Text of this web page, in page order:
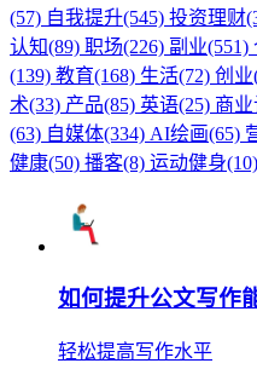
(57) 自我提升(545) 投资理财
认知(89) 职场(226) 副业(551)
(139) 教育(168) 生活(72) 创业
术(33) 产品(85) 英语(25) 商
(63) 自媒体(334) AI绘画(65)
健康(50) 播客(8) 运动健身(10)
如何提升公文写作
轻松提高写作水平